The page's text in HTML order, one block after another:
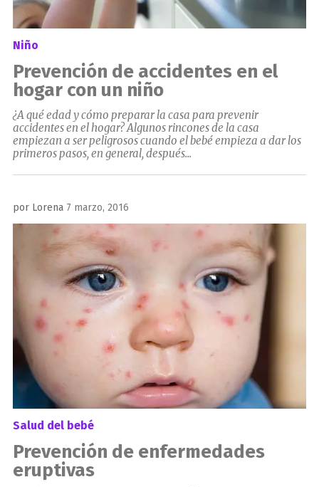
Niño
Prevención de accidentes en el
hogar con un niño
¿A qué edad y cómo preparar la casa para prevenir
accidentes en el hogar? Algunos rincones de la casa
empiezan a ser peligrosos cuando el bebé empieza a dar los
primeros pasos, en general, después...
por Lorena Publicado
el
7 marzo, 2016
Salud del bebé
Prevención de enfermedades
eruptivas